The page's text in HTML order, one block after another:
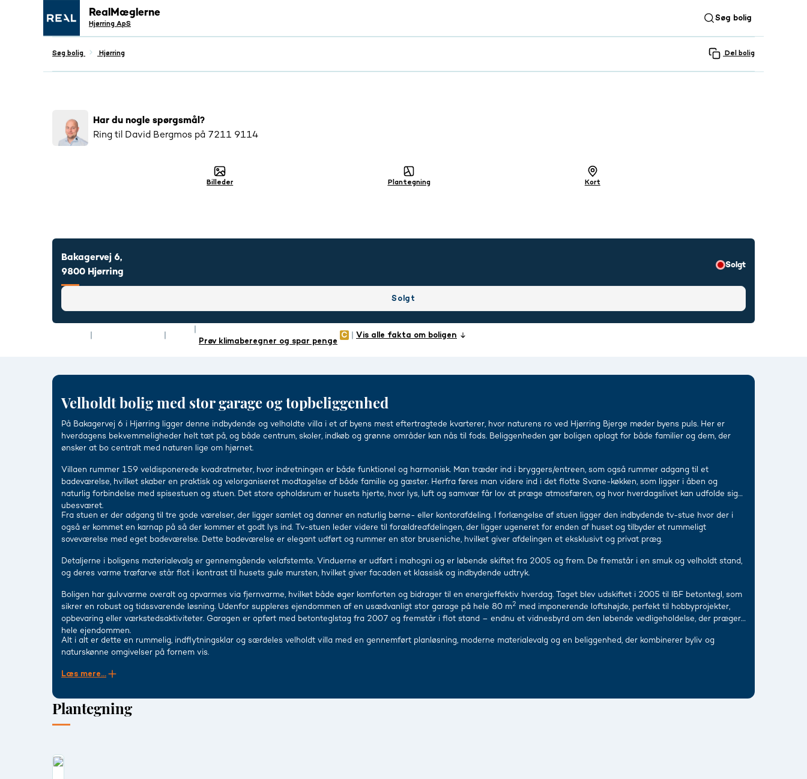
RealMæglerne
Hjørring ApS
Søg bolig
Søg bolig Hjørring Del bolig
Populær 2179har interageret med denne bolig
Har du nogle spørgsmål?
Ring til David Bergmos på 7211 9114
Billeder Plantegning Kort
Bakagervej 6,
9800 Hjørring
Solgt
Solgt
Prøv klimaberegner og spar penge
Vis alle fakta om boligen
Velholdt bolig med stor garage og topbeliggenhed
På Bakagervej 6 i Hjørring ligger denne indbydende og velholdte villa i et af byens mest eftertragtede kvarterer, hvor naturens ro ved Hjørring Bjerge møder byens puls. Her er
hverdagens bekvemmeligheder helt tæt på, og både centrum, skoler, indkøb og grønne områder kan nås til fods. Beliggenheden gør boligen oplagt for både familier og dem, der
ønsker at bo centralt med naturen lige om hjørnet.
Villaen rummer 159 veldisponerede kvadratmeter, hvor indretningen er både funktionel og harmonisk. Man træder ind i bryggers/entreen, som også rummer adgang til et
badeværelse, hvilket skaber en praktisk og velorganiseret modtagelse af både familie og gæster. Herfra føres man videre ind i det flotte Svane-køkken, som ligger i åben og
naturlig forbindelse med spisestuen og stuen. Det store opholdsrum er husets hjerte, hvor lys, luft og samvær får lov at præge atmosfæren, og hvor hverdagslivet kan udfolde sig
ubesværet.
Fra stuen er der adgang til tre gode værelser, der ligger samlet og danner en naturlig børne- eller kontorafdeling. I forlængelse af stuen ligger den indbydende tv-stue hvor der i
også er kommet en karnap på så der kommer et godt lys ind. Tv-stuen leder videre til forældreafdelingen, der ligger ugeneret for enden af huset og tilbyder et rummeligt
soveværelse med eget badeværelse. Dette badeværelse er elegant udført og rummer en stor bruseniche, hvilket giver afdelingen et eksklusivt og privat præg.
Detaljerne i boligens materialevalg er gennemgående velafstemte. Vinduerne er udført i mahogni og er løbende skiftet fra 2005 og frem. De fremstår i en smuk og velholdt stand,
og deres varme træfarve står flot i kontrast til husets gule mursten, hvilket giver facaden et klassisk og indbydende udtryk.
Boligen har gulvvarme overalt og opvarmes via fjernvarme, hvilket både øger komforten og bidrager til en energieffektiv hverdag. Taget blev udskiftet i 2005 til IBF betontegl, som
sikrer en robust og tidssvarende løsning. Udenfor suppleres ejendommen af en usædvanligt stor garage på hele 80 m2 med imponerende loftshøjde, perfekt til hobbyprojekter,
opbevaring eller værkstedsaktiviteter. Garagen er opført med betonteglstag fra 2007 og fremstår i flot stand – endnu et vidnesbyrd om den løbende vedligeholdelse, der præger
hele ejendommen.
Alt i alt er dette en rummelig, indflytningsklar og særdeles velholdt villa med en gennemført planløsning, moderne materialevalg og en beliggenhed, der kombinerer byliv og
naturskønne omgivelser på fornem vis.
Læs mere...
Plantegning